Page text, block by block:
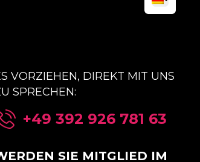
VORZIEHEN, DIREKT MIT UNS
SPRECHEN:
+49 392 926 781 63
SIE MITGLIED IM